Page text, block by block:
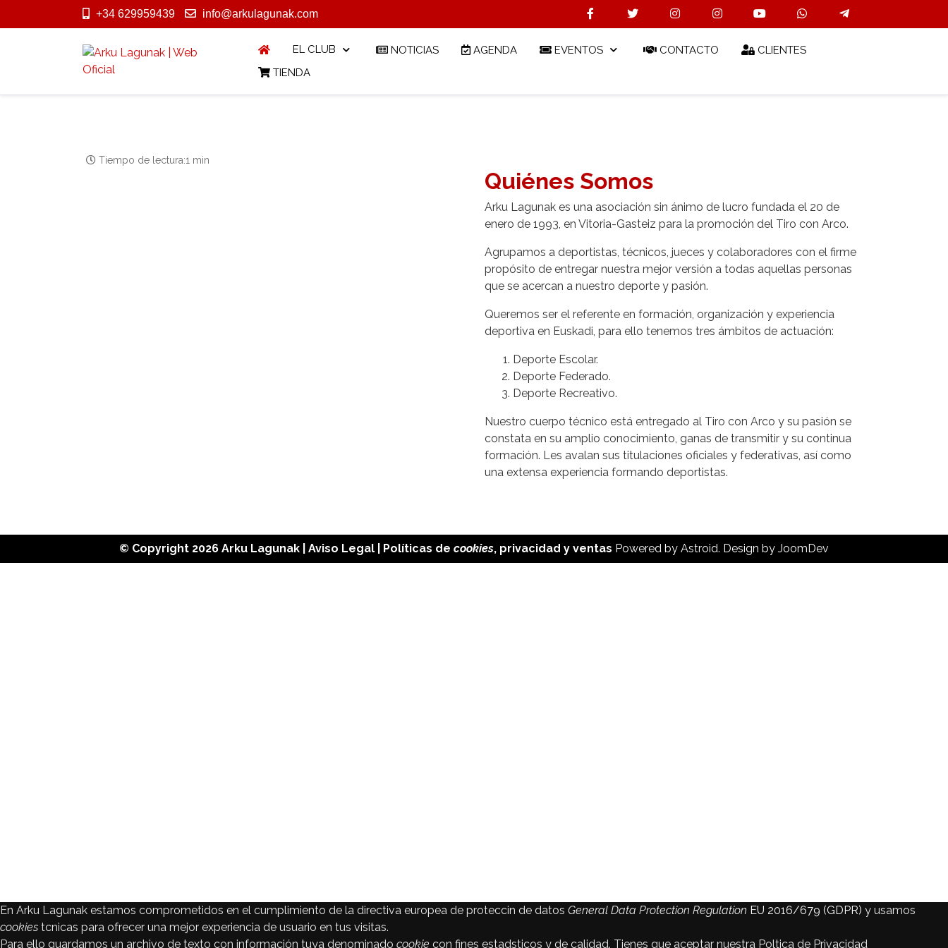
+34 629959439 info@arkulagunak.com
EL CLUB NOTICIAS AGENDA EVENTOS CONTACTO
CLIENTES
TIENDA
Tiempo de lectura:1 min
Quiénes Somos
Arku Lagunak es una asociación sin ánimo de lucro fundada el 20 de
enero de 1993, en Vitoria-Gasteiz para la promoción del Tiro con Arco.
Agrupamos a deportistas, técnicos, jueces y colaboradores con el firme
propósito de entregar nuestra mejor versión a todas aquellas personas
que se acercan a nuestro deporte y pasión.
Queremos ser el referente en formación, organización y experiencia
deportiva en Euskadi, para ello tenemos tres ámbitos de actuación:
Deporte Escolar.
Deporte Federado.
Deporte Recreativo.
Nuestro cuerpo técnico está entregado al Tiro con Arco y su pasión se
constata en su amplio conocimiento, ganas de transmitir y su continua
formación. Les avalan sus titulaciones oficiales y federativas, así como
una extensa experiencia formando deportistas.
© Copyright 2026 Arku Lagunak Aviso Legal | Políticas de cookies, privacidad y ventas Powered by Astroid. Design by JoomDev
En Arku Lagunak estamos comprometidos en el cumplimiento de la directiva europea de proteccin de datos General Data Protection Regulation EU 2016/679 (GDPR) y usamos
cookies tcnicas para ofrecer una mejor experiencia de usuario en tus visitas.
Para ello guardamos un archivo de texto con información tuya denominado cookie con fines estadsticos y de calidad. Tienes que aceptar nuestra Poltica de Privacidad